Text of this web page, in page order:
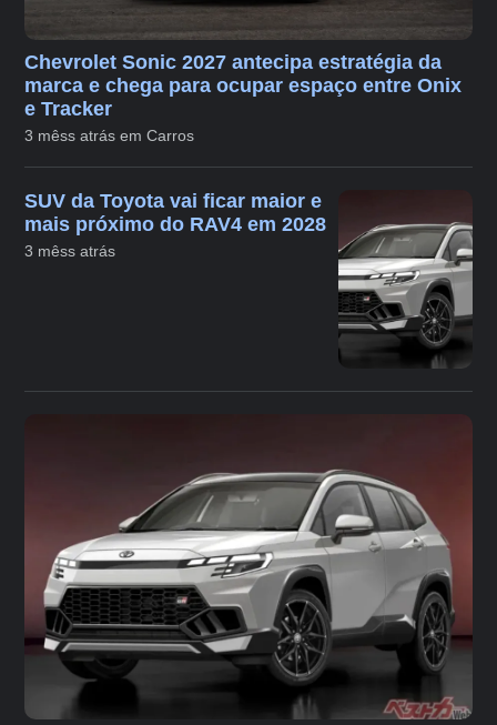
Chevrolet Sonic 2027 antecipa estratégia da
marca e chega para ocupar espaço entre Onix
e Tracker
3 mêss atrás em Carros
SUV da Toyota vai ficar maior e
mais próximo do RAV4 em 2028
3 mêss atrás